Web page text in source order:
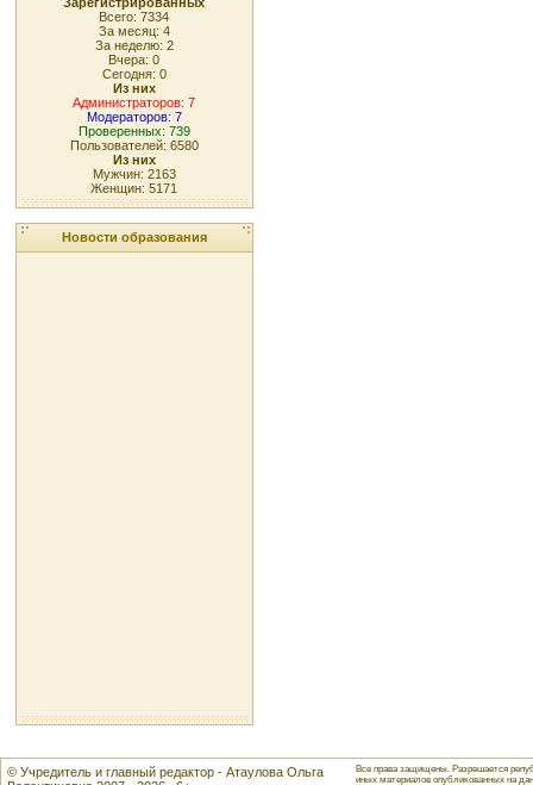
Всего: 7334
За месяц: 4
За неделю: 2
Вчера: 0
Сегодня: 0
Из них
Администраторов: 7
Модераторов: 7
Проверенных: 739
Пользователей: 6580
Из них
Мужчин: 2163
Женщин: 5171
Новости образования
© Учредитель и главный редактор - Атаулова Ольга
Все права защищены. Разрешается
иных материалов опубликованных на